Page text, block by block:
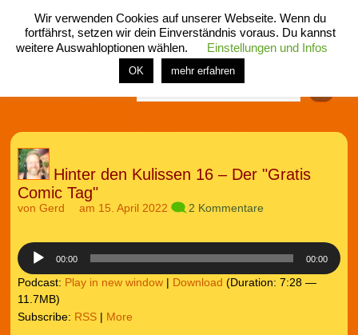
menü
home rubrik buch comic spiel fotos shop
Hinter den Kulissen 16 – Der "Gratis
Comic Tag"
von Gerd am 15. April 2022 2 Kommentare
Audio-
Player
00:00 00:00
Podcast: Play in new window| Download (Duration: 7:28 —
11.7MB)
Subscribe: RSS| More
Wir verwenden Cookies auf unserer Webseite. Wenn du
fortfährst, setzen wir dein Einverständnis voraus. Du kannst
weitere Auswahloptionen wählen.
Einstellungen und Infos
OK mehr erfahren